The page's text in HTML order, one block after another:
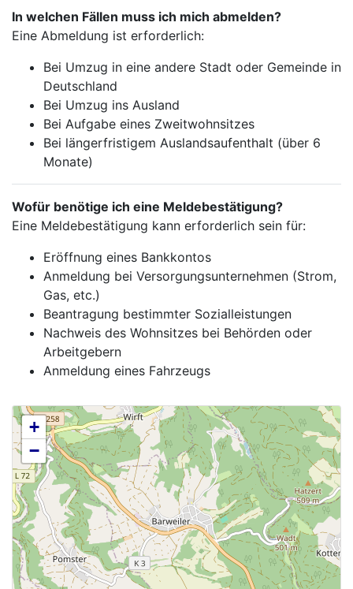
In welchen Fällen muss ich mich abmelden?
Eine Abmeldung ist erforderlich:
Bei Umzug in eine andere Stadt oder Gemeinde in
Deutschland
Bei Umzug ins Ausland
Bei Aufgabe eines Zweitwohnsitzes
Bei längerfristigem Auslandsaufenthalt (über 6
Monate)
Wofür benötige ich eine Meldebestätigung?
Eine Meldebestätigung kann erforderlich sein für:
Eröffnung eines Bankkontos
Anmeldung bei Versorgungsunternehmen (Strom,
Gas, etc.)
Beantragung bestimmter Sozialleistungen
Nachweis des Wohnsitzes bei Behörden oder
Arbeitgebern
Anmeldung eines Fahrzeugs
+
−